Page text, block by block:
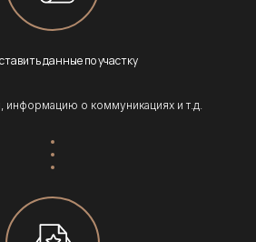
данные по участку
информацию о коммуникациях и т.д.